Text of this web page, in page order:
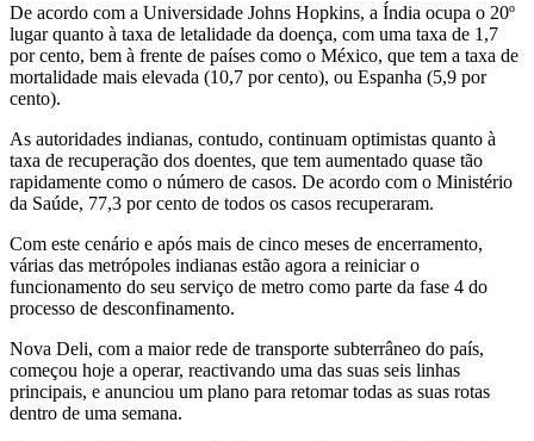
De acordo com a Universidade Johns Hopkins, a Índia ocupa o 20º
lugar quanto à taxa de letalidade da doença, com uma taxa de 1,7
por cento, bem à frente de países como o México, que tem a taxa de
mortalidade mais elevada (10,7 por cento), ou Espanha (5,9 por
cento).
As autoridades indianas, contudo, continuam optimistas quanto à
taxa de recuperação dos doentes, que tem aumentado quase tão
rapidamente como o número de casos. De acordo com o Ministério
da Saúde, 77,3 por cento de todos os casos recuperaram.
Com este cenário e após mais de cinco meses de encerramento,
várias das metrópoles indianas estão agora a reiniciar o
funcionamento do seu serviço de metro como parte da fase 4 do
processo de desconfinamento.
Nova Deli, com a maior rede de transporte subterrâneo do país,
começou hoje a operar, reactivando uma das suas seis linhas
principais, e anunciou um plano para retomar todas as suas rotas
dentro de uma semana.